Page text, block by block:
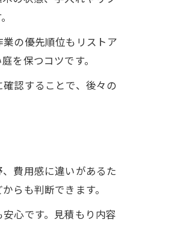
の優先順位もリストア
を保つコツです。
認することで、後々の
費用感に違いがあるた
らも判断できます。
心です。見積もり内容